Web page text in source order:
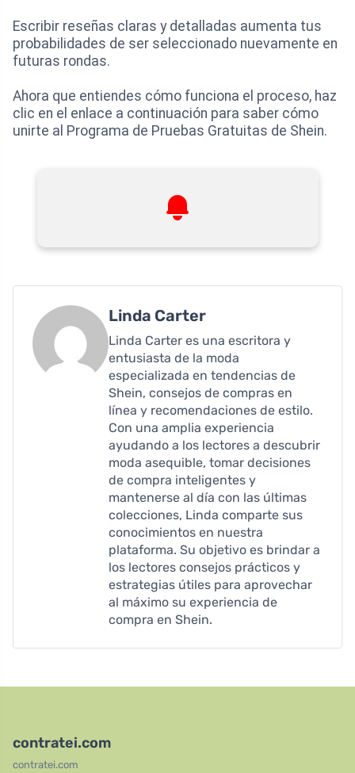
Escribir reseñas claras y detalladas aumenta tus
probabilidades de ser seleccionado nuevamente en
futuras rondas.
Ahora que entiendes cómo funciona el proceso, haz
clic en el enlace a continuación para saber cómo
unirte al Programa de Pruebas Gratuitas de Shein.
Linda Carter
Linda Carter es una escritora y
entusiasta de la moda
especializada en tendencias de
Shein, consejos de compras en
línea y recomendaciones de estilo.
Con una amplia experiencia
ayudando a los lectores a descubrir
moda asequible, tomar decisiones
de compra inteligentes y
mantenerse al día con las últimas
colecciones, Linda comparte sus
conocimientos en nuestra
plataforma. Su objetivo es brindar a
los lectores consejos prácticos y
estrategias útiles para aprovechar
al máximo su experiencia de
compra en Shein.
contratei.com
contratei.com